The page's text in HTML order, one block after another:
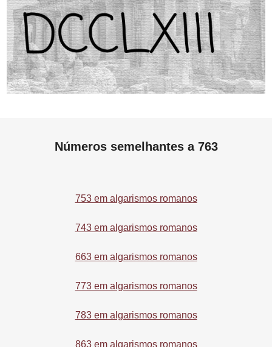
Números semelhantes a 763
753 em algarismos romanos
743 em algarismos romanos
663 em algarismos romanos
773 em algarismos romanos
783 em algarismos romanos
863 em algarismos romanos